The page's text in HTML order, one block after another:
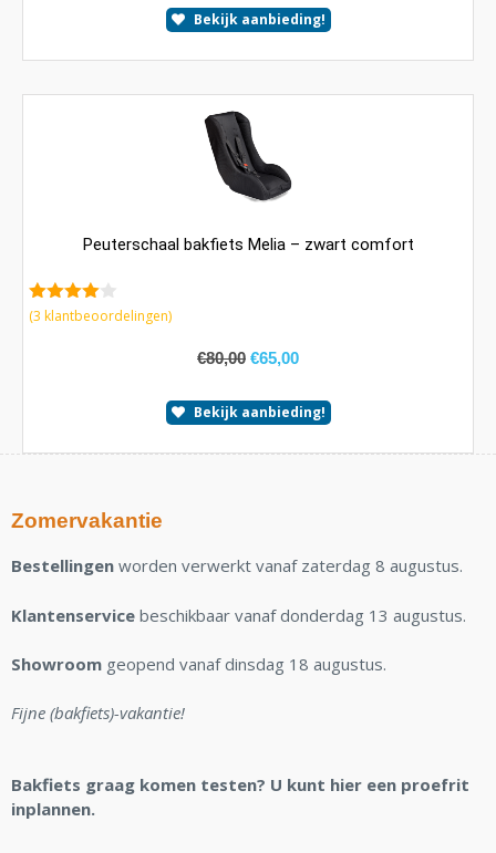
Bekijk aanbieding!
Peuterschaal bakfiets Melia – zwart comfort
4.00van
(3 klantbeoordelingen)
€80,00 €65,00
Bekijk aanbieding!
Zomervakantie
Bestellingen worden verwerkt vanaf zaterdag 8 augustus.
Klantenservice beschikbaar vanaf donderdag 13 augustus.
Showroom geopend vanaf dinsdag 18 augustus.
Fijne (bakfiets)-vakantie!
Bakfiets graag komen testen? U kunt hier een proefrit
inplannen.